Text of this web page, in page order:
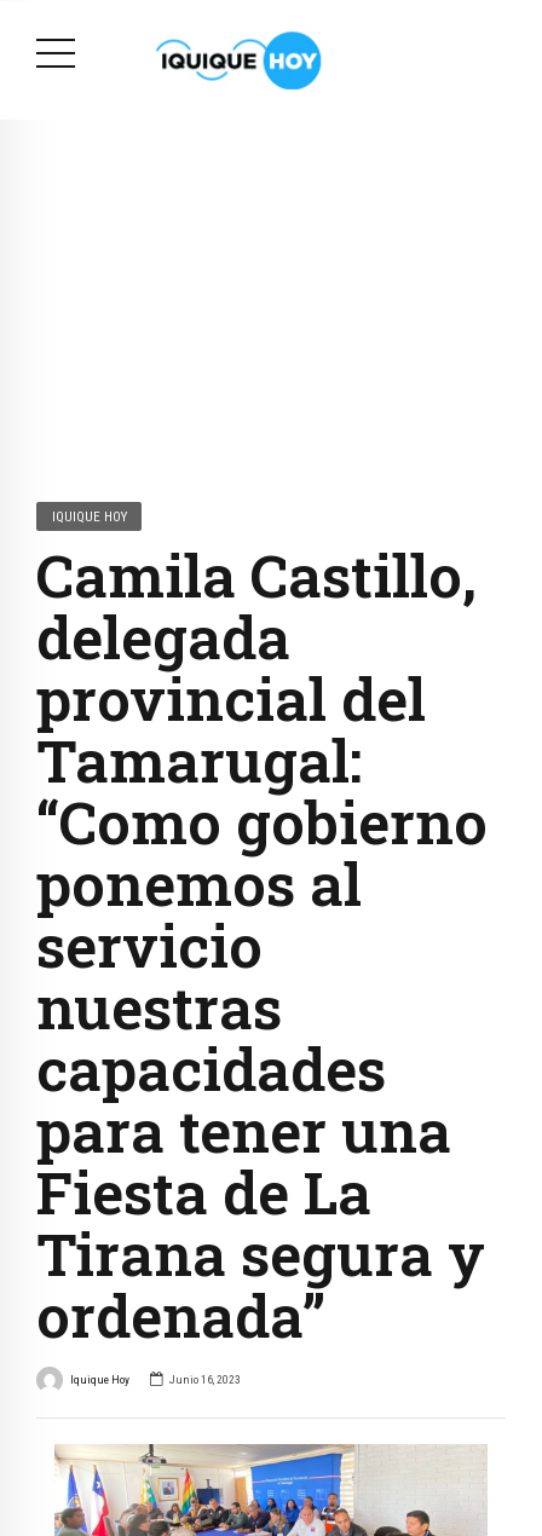
IQUIQUE HOY
Camila Castillo,
delegada
provincial del
Tamarugal:
“Como gobierno
ponemos al
servicio
nuestras
capacidades
para tener una
Fiesta de La
Tirana segura y
ordenada”
Iquique Hoy Junio 16, 2023